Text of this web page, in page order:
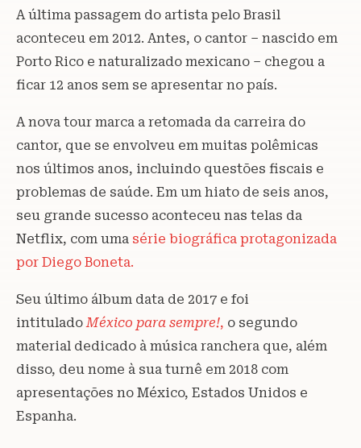
A última passagem do artista pelo Brasil
aconteceu em 2012. Antes, o cantor – nascido em
Porto Rico e naturalizado mexicano – chegou a
ficar 12 anos sem se apresentar no país.
A nova tour marca a retomada da carreira do
cantor, que se envolveu em muitas polêmicas
nos últimos anos, incluindo questões fiscais e
problemas de saúde. Em um hiato de seis anos,
seu grande sucesso aconteceu nas telas da
Netflix, com uma série biográfica protagonizada
por Diego Boneta.
Seu último álbum data de 2017 e foi
intitulado México para sempre!, o segundo
material dedicado à música ranchera que, além
disso, deu nome à sua turnê em 2018 com
apresentações no México, Estados Unidos e
Espanha.